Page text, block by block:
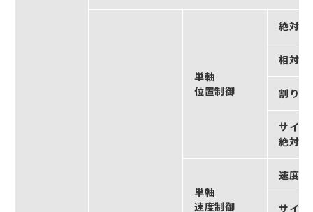
単軸
位置制御
絶対値
相対値
割り込
サイク
絶対位
単軸
速度制御
速度制
サイク